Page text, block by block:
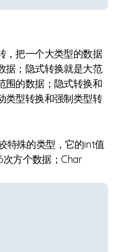
据；隐式转换就是大范
围的数据；隐式转换和
类型转换和强制类型转
次方个数据；Char